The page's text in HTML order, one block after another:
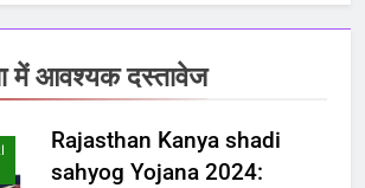
में आवश्यक दस्तावेज
Rajasthan Kanya shadi
sahyog Yojana 2024: